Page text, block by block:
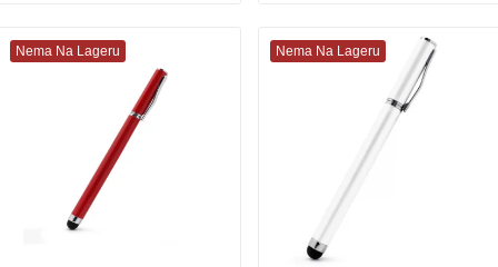
Nema Na Lageru Nema Na Lageru